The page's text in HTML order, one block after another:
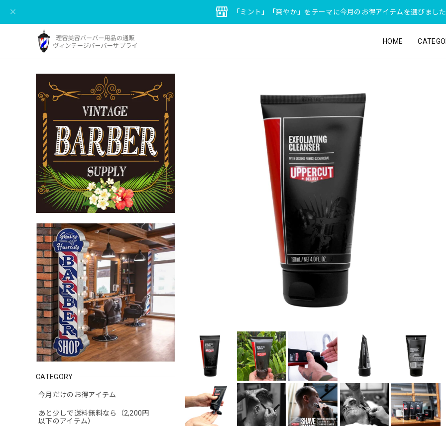
「ミント」「爽やか」をテーマに今月のお得アイテムを選びまし
HOME
CATEGORY
今月だけのお得アイテム
あと少しで送料無料なら（2,200円
以下のアイテム）